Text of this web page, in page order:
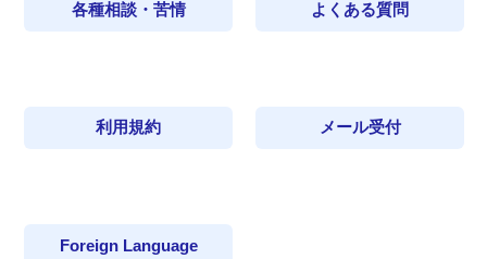
各種相談・苦情 よくある質問
利用規約 メール受付
Foreign Language